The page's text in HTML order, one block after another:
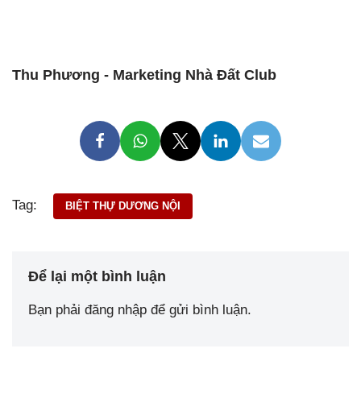
Thu Phương - Marketing Nhà Đất Club
Tag: BIỆT THỰ DƯƠNG NỘI
Để lại một bình luận
Bạn phải đăng nhập để gửi bình luận.